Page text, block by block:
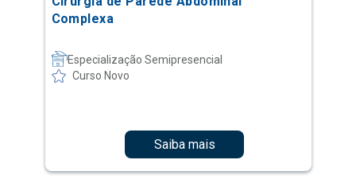
Complexa
Especialização Semipresencial
Curso Novo
Saiba mais